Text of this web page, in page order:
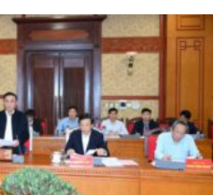
gan có thể bạn chưa biết?...